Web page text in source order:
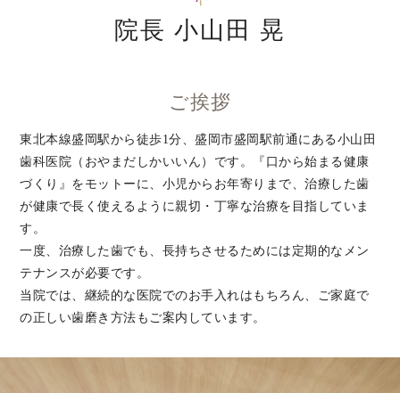
院長 小山田 晃
ご挨拶
東北本線盛岡駅から徒歩1分、盛岡市盛岡駅前通にある小山田
歯科医院（おやまだしかいいん）です。『口から始まる健康
づくり』をモットーに、小児からお年寄りまで、治療した歯
が健康で長く使えるように親切・丁寧な治療を目指していま
す。
一度、治療した歯でも、長持ちさせるためには定期的なメン
テナンスが必要です。
当院では、継続的な医院でのお手入れはもちろん、ご家庭で
の正しい歯磨き方法もご案内しています。